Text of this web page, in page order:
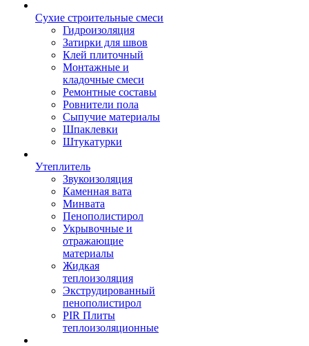
Сухие строительные смеси
Гидроизоляция
Затирки для швов
Клей плиточный
Монтажные и
кладочные смеси
Ремонтные составы
Ровнители пола
Сыпучие материалы
Шпаклевки
Штукатурки
Утеплитель
Звукоизоляция
Каменная вата
Минвата
Пенополистирол
Укрывочные и
отражающие
материалы
Жидкая
теплоизоляция
Экструдированный
пенополистирол
PIR Плиты
теплоизоляционные